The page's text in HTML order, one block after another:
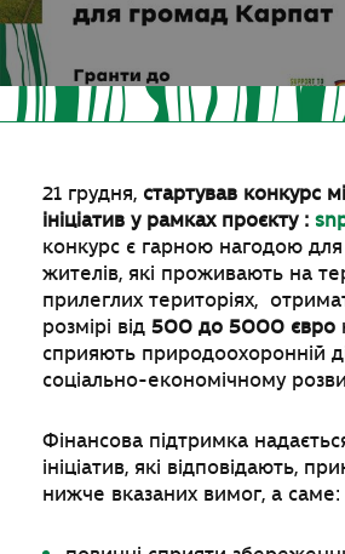
21 грудня, стартував конкурс
ініціатив у рамках проєкту :
конкурс є гарною нагодою для
жителів, які проживають на
прилеглих територіях,
розмірі від 500 до 5000 євро
сприяють природоохоронній
соціально-економічному
Фінансова підтримка
ініціатив, які відповідають,
нижче вказаних вимог, а саме: